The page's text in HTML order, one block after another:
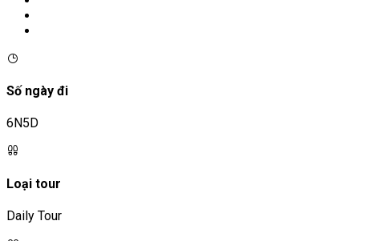
Số ngày đi
6N5D
Loại tour
Daily Tour